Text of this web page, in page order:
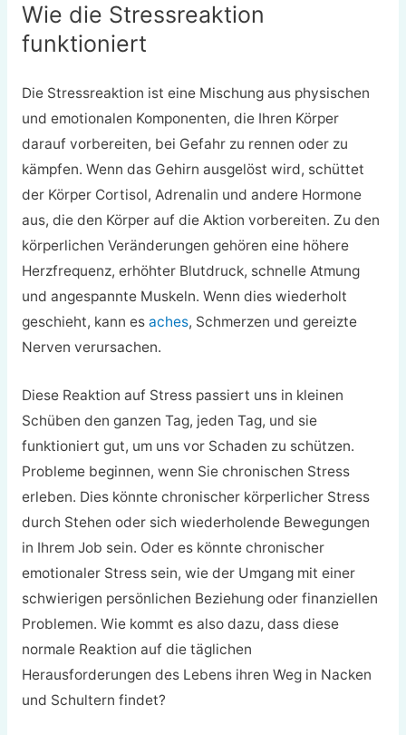
Wie die Stressreaktion
funktioniert
Die Stressreaktion ist eine Mischung aus physischen
und emotionalen Komponenten, die Ihren Körper
darauf vorbereiten, bei Gefahr zu rennen oder zu
kämpfen. Wenn das Gehirn ausgelöst wird, schüttet
der Körper Cortisol, Adrenalin und andere Hormone
aus, die den Körper auf die Aktion vorbereiten. Zu den
körperlichen Veränderungen gehören eine höhere
Herzfrequenz, erhöhter Blutdruck, schnelle Atmung
und angespannte Muskeln. Wenn dies wiederholt
geschieht, kann es aches, Schmerzen und gereizte
Nerven verursachen.
Diese Reaktion auf Stress passiert uns in kleinen
Schüben den ganzen Tag, jeden Tag, und sie
funktioniert gut, um uns vor Schaden zu schützen.
Probleme beginnen, wenn Sie chronischen Stress
erleben. Dies könnte chronischer körperlicher Stress
durch Stehen oder sich wiederholende Bewegungen
in Ihrem Job sein. Oder es könnte chronischer
emotionaler Stress sein, wie der Umgang mit einer
schwierigen persönlichen Beziehung oder finanziellen
Problemen. Wie kommt es also dazu, dass diese
normale Reaktion auf die täglichen
Herausforderungen des Lebens ihren Weg in Nacken
und Schultern findet?